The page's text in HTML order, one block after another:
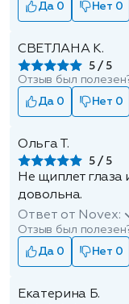
Да 0
Нет 0
СВЕТЛАНА К.
5
Отзыв был
Да 0
Нет 0
Ольга Т.
5
Не щиплет глаза
довольна.
Ответ от Novex:
Отзыв был
Да 0
Нет 0
Екатерина Б.